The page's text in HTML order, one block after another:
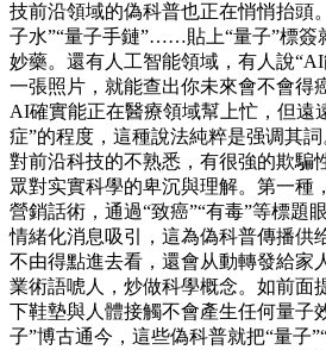
技前沿領域的偽科普也正在悄悄抬頭
子水”“量子手鏈”……貼上“量子”標簽
妙藥。還有人工智能領域，有人說
一張照片，就能查出你未來會不會得
AI確實能正在醫療領域幫上忙，但遠
症”的程度，這種說法純粹是强调其
對前沿科技的不熟悉，有很強的欺騙
眾對实實科學的卑沉與理解。第一
營銷話術，通過“致癌”“有毒”等標題
情緒化消息吸引，這為偽科普傳播供
不由得點進去看，還會从動轉發給家
業術語唬人，炒做科學概念。如前面
下鞋墊與人體接觸不會產生任何量子
子”博古通今，這些偽科普就把“量子